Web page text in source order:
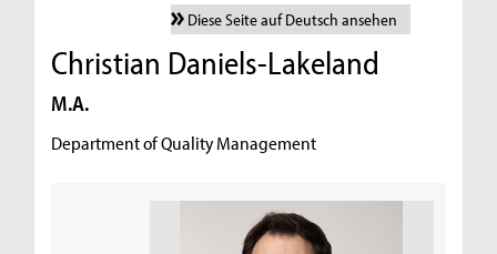
Diese Seite auf Deutsch ansehen
Christian Daniels-Lakeland
M.A.
Department of Quality Management